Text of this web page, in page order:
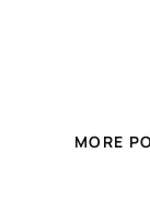
MORE